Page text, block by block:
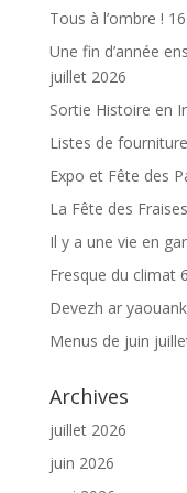
Tous à l’ombre !
Une fin d’année
juillet 2026
Sortie Histoire en
Listes de
Expo et Fête des
La Fête des
Il y a une vie en
Fresque du climat
Devezh ar
Menus de juin
Archives
juillet 2026
juin 2026